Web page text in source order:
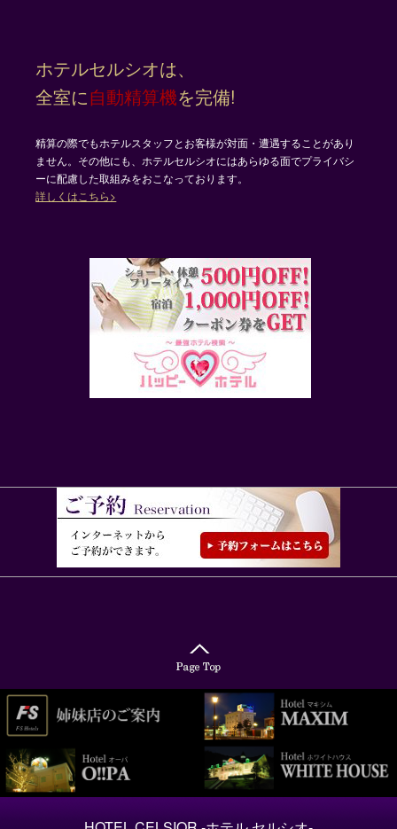
ホテルセルシオは、
全室に自動精算機を完備!
精算の際でもホテルスタッフとお客様が対面・遭遇することがあり
ません。その他にも、ホテルセルシオにはあらゆる面でプライバシ
ーに配慮した取組みをおこなっております。
詳しくはこちら>